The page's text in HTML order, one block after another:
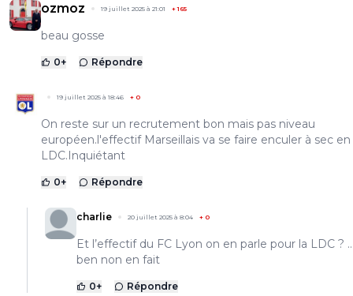
ozmoz 19 juillet 2025 à 21:01 +165
beau gosse
0+ Répondre
19 juillet 2025 à 18:46 + 0
On reste sur un recrutement bon mais pas niveau
européen.l'effectif Marseillais va se faire enculer à sec en
LDC.Inquiétant
0+ Répondre
charlie 20 juillet 2025 à 8:04 + 0
Et l’effectif du FC Lyon on en parle pour la LDC ?
ben non en fait
0+ Répondre